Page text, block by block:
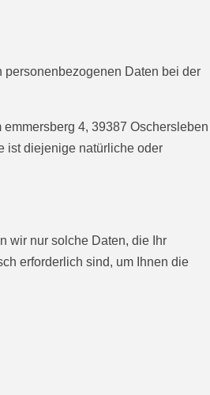
personenbezogenen Daten bei der
4, 39387 Oschersleben
ist diejenige natürliche oder
wir nur solche Daten, die Ihr
erforderlich sind, um Ihnen die